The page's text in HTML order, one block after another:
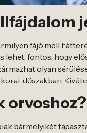
fájó mell
lehet, fontos, hogy
olyan
időszakban.
orvoshoz?
bármelyikét